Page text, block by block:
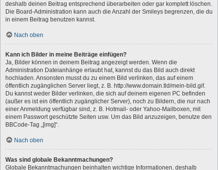
deshalb deinen Beitrag entsprechend überarbeiten oder gar komplett löschen.
Die Board-Administration kann auch die Anzahl der Smileys begrenzen, die du
in einem Beitrag benutzen kannst.
Nach oben
Kann ich Bilder in meine Beiträge einfügen?
Ja, Bilder können in deinem Beitrag angezeigt werden. Wenn die
Administration Dateianhänge erlaubt hat, kannst du das Bild auch direkt
hochladen. Ansonsten musst du zu einem Bild verlinken, das auf einem
öffentlich zugänglichen Server liegt, z. B. http://www.domain.tld/mein-bild.gif.
Du kannst weder Bilder verlinken, die sich auf deinem eigenen PC befinden
(außer es ist ein öffentlich zugänglicher Server), noch zu Bildern, die nur nach
einer Anmeldung verfügbar sind, z. B. Hotmail- oder Yahoo-Mailboxen, mit
einem Passwort geschützte Seiten usw. Um das Bild anzuzeigen, benutze den
BBCode-Tag „[img]“.
Nach oben
Was sind globale Bekanntmachungen?
Globale Bekanntmachungen beinhalten wichtige Informationen, deshalb